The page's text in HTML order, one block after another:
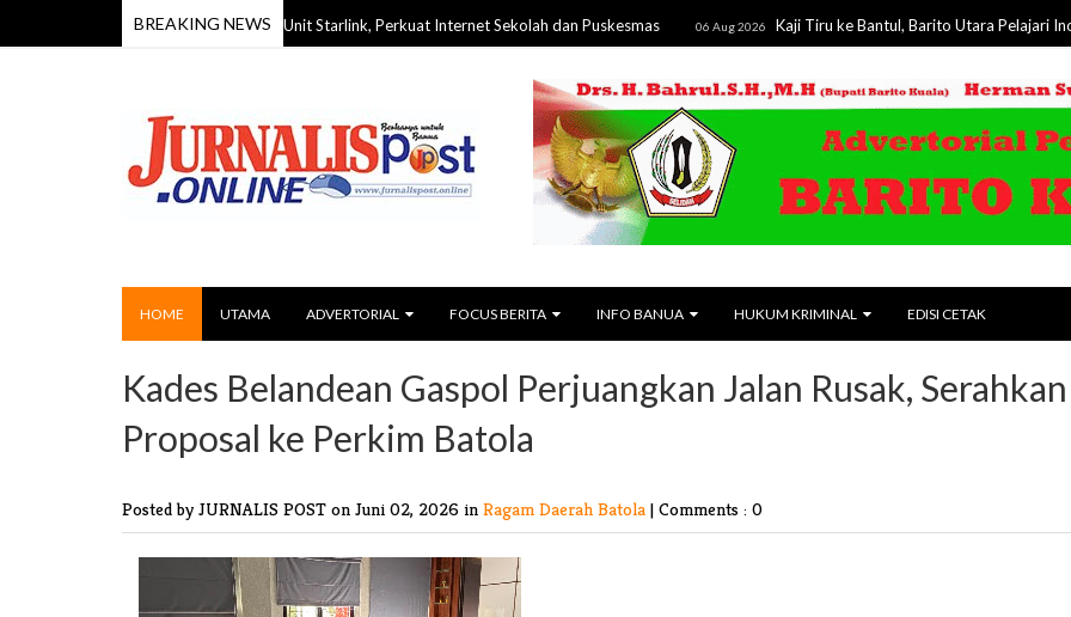
BREAKING NEWS
Barito Timur Terima Hibah 70 Unit Starlink, Perkuat Internet Sekolah dan Puskesmas 06 Aug 2026 Kaji Tiru ke Bantul, Barito Utara Pelajari Inovasi
HOME UTAMA ADVERTORIAL FOCUS BERITA INFO BANUA HUKUM KRIMINAL EDISI CETAK
Kades Belandean Gaspol Perjuangkan Jalan Rusak, Serahkan
Proposal ke Perkim Batola
Posted by JURNALIS POST on Juni 02, 2026 in Ragam Daerah Batola | Comments : 0